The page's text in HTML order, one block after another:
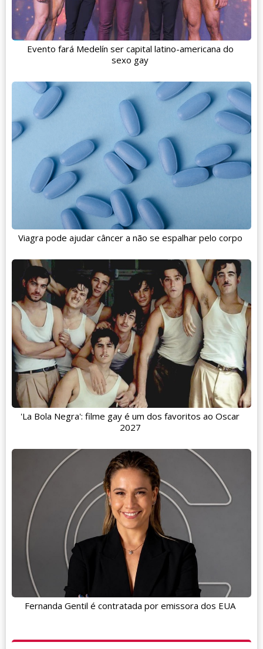
Evento fará Medelín ser capital latino-americana do
sexo gay
Viagra pode ajudar câncer a não se espalhar pelo corpo
'La Bola Negra': filme gay é um dos favoritos ao Oscar
2027
Fernanda Gentil é contratada por emissora dos EUA